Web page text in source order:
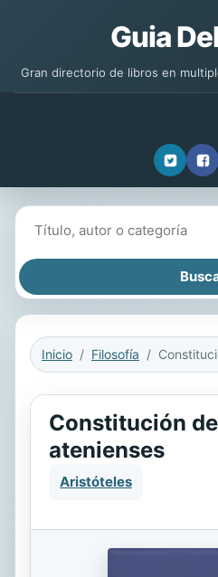
Guia
Gran directorio de libros en
Inicio Filosofía
Constitución
atenienses
Aristóteles